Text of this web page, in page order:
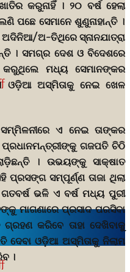
କରୁନାହିଁ । ୨୦ ବର୍ଷ ହେଲା
ସେମାନେ ଶୁଣୁନାହାନ୍ତି ।
ଅ-ତିଥିରେ ସ୍ନାନଯାତ୍ରା
। ସମଗ୍ର ଦେଶ ଓ ବିଦେଶରେ
କରୁଥିଲେ ମଧ୍ୟ ସେମାନଙ୍କର
ଓଡ଼ିଆ ଅସ୍ମିତାକୁ ନେଇ ଖେଳ
ଏ ନେଇ ତାଙ୍କର
ଗଜପତି ଚିଠି
। ଉଭୟଙ୍କୁ ସାକ୍ଷାତ
ସମ୍ପୂର୍ଣ୍ଣ ତାଜା ଥିଲା
ଗତବର୍ଷ ଭଳି ଏ ବର୍ଷ ମଧ୍ୟ ପୁରୀ
ମାଗଣାରେ ପ୍ରସାଦ ପରସିବା
କରିବେ ତାହା ଦେଖିବାକୁ
ଦେବା ଓଡ଼ିଆ ଅସ୍ମିତାକୁ ନିଲାମ
।